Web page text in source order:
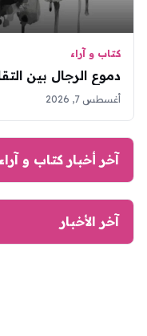
كتاب و آراء
دموع الرجال بين
أغسطس 7, 2026
آخر أخبار كتاب و آراء
آخر الأخبار